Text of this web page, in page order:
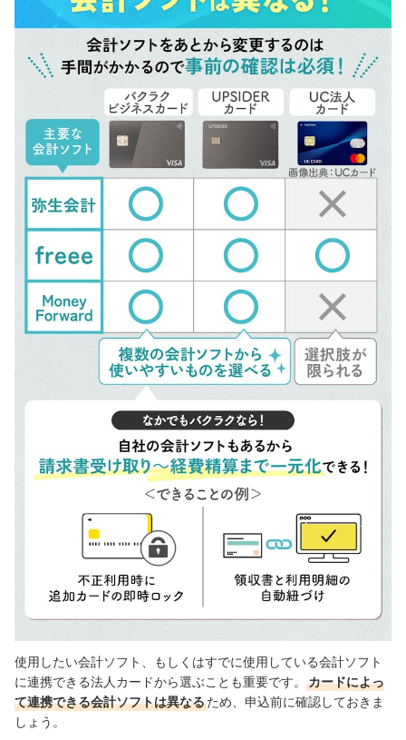
使用したい会計ソフト、もしくはすでに使用している会計ソフト
に連携できる法人カードから選ぶことも重要です。
カードによっ
て連携できる会計ソフトは異なるため、申込前に確認しておきま
しょう。